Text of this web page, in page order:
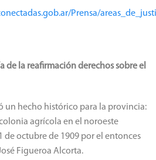
Prensa/
de la reafirmación derechos sobre el
un hecho histórico para la provincia:
agrícola en el noroeste
de octubre de 1909 por el entonces
Figueroa Alcorta.